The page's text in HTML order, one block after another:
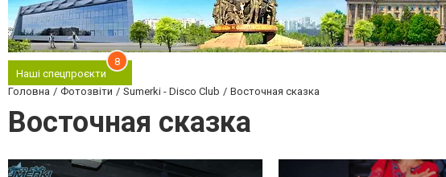
Наші спецпроєкти
8
Головна Фотозвіти Sumerki - Disco Club Восточная сказка
Восточная сказка